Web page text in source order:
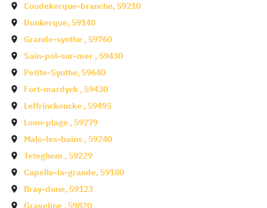
Coudekerque-branche, 59210
Dunkerque, 59140
Grande-synthe , 59760
Sain-pol-sur-mer , 59430
Petite-Synthe, 59640
Fort-mardyck , 59430
Leffrinckoucke , 59495
Loon-plage , 59279
Malo-les-bains , 59240
Teteghem , 59229
Capelle-la-grande, 59180
Bray-dune, 59123
Graveline , 59820